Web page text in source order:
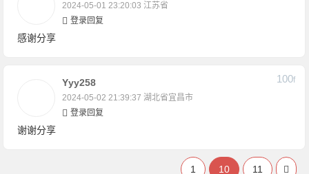
2024-05-01 23:20:03 江苏省
登录回复
感谢分享
Yyy258
2024-05-02 21:39:37 湖北省宜昌市
100F
登录回复
谢谢分享
1 10 11